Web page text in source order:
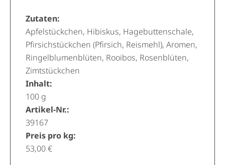
Zutaten:
Apfelstückchen, Hibiskus, Hagebuttenschale,
Pfirsichstückchen (Pfirsich, Reismehl), Aromen,
Ringelblumenblüten, Rooibos, Rosenblüten,
Zimtstückchen
Inhalt:
100 g
Artikel-Nr.:
39167
Preis pro kg:
53,00 €